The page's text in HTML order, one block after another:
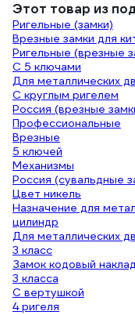
Этот товар из
Ригельные (замки)
Врезные замки для
Ригельные (врезные
С 5 ключами
Для металлических
С круглым ригелем
Россия (врезные
Профессиональные
Врезные
5 ключей
Механизмы
Россия (сувальдные
Цвет никель
Назначение для
цилиндр
Для металлических
3 класс
Замок кодовый
3 класса
С вертушкой
4 ригеля